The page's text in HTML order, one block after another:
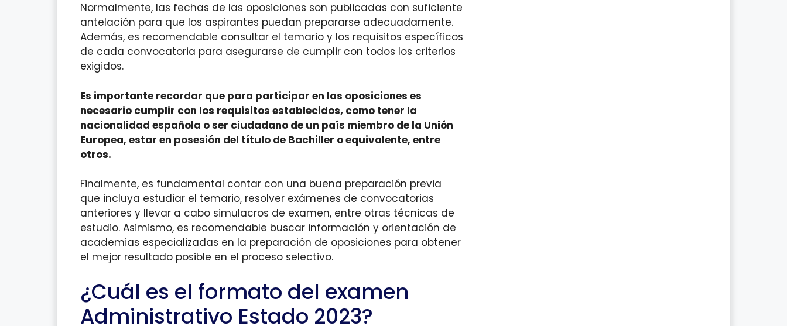
Normalmente, las fechas de las oposiciones son publicadas con suficiente
antelación para que los aspirantes puedan prepararse adecuadamente.
Además, es recomendable consultar el temario y los requisitos específicos
de cada convocatoria para asegurarse de cumplir con todos los criterios
exigidos.
Es importante recordar que para participar en las oposiciones es
necesario cumplir con los requisitos establecidos, como tener la
nacionalidad española o ser ciudadano de un país miembro de la Unión
Europea, estar en posesión del título de Bachiller o equivalente, entre
otros.
Finalmente, es fundamental contar con una buena preparación previa
que incluya estudiar el temario, resolver exámenes de convocatorias
anteriores y llevar a cabo simulacros de examen, entre otras técnicas de
estudio. Asimismo, es recomendable buscar información y orientación de
academias especializadas en la preparación de oposiciones para obtener
el mejor resultado posible en el proceso selectivo.
¿Cuál es el formato del examen
Administrativo Estado 2023?